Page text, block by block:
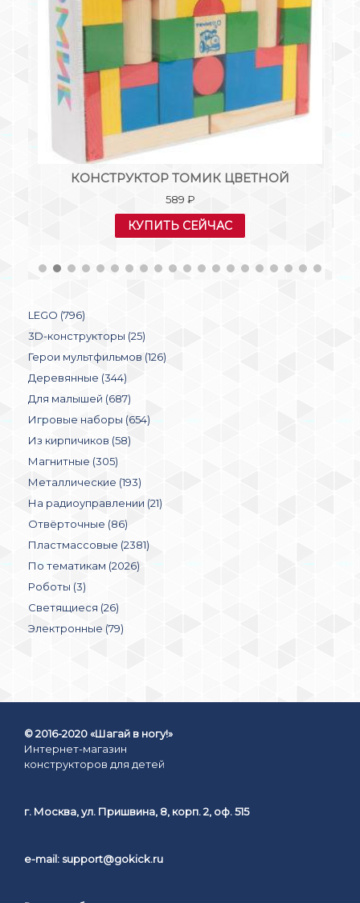
КОНСТРУКТОР ТОМИК ЦВЕТНОЙ
589 ₽
КУПИТЬ СЕЙЧАС
LEGO (796)
3D-конструкторы (25)
Герои мультфильмов (126)
Деревянные (344)
Для малышей (687)
Игровые наборы (654)
Из кирпичиков (58)
Магнитные (305)
Металлические (193)
На радиоуправлении (21)
Отвёрточные (86)
Пластмассовые (2381)
По тематикам (2026)
Роботы (3)
Светящиеся (26)
Электронные (79)
© 2016-2020 «Шагай в ногу!»
Интернет-магазин
конструкторов для детей
г. Москва, ул. Пришвина, 8, корп. 2, оф. 515
e-mail: support@gokick.ru